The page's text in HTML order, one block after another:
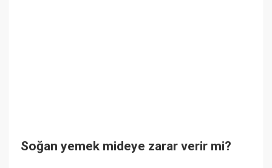
Soğan yemek mideye zarar verir mi?